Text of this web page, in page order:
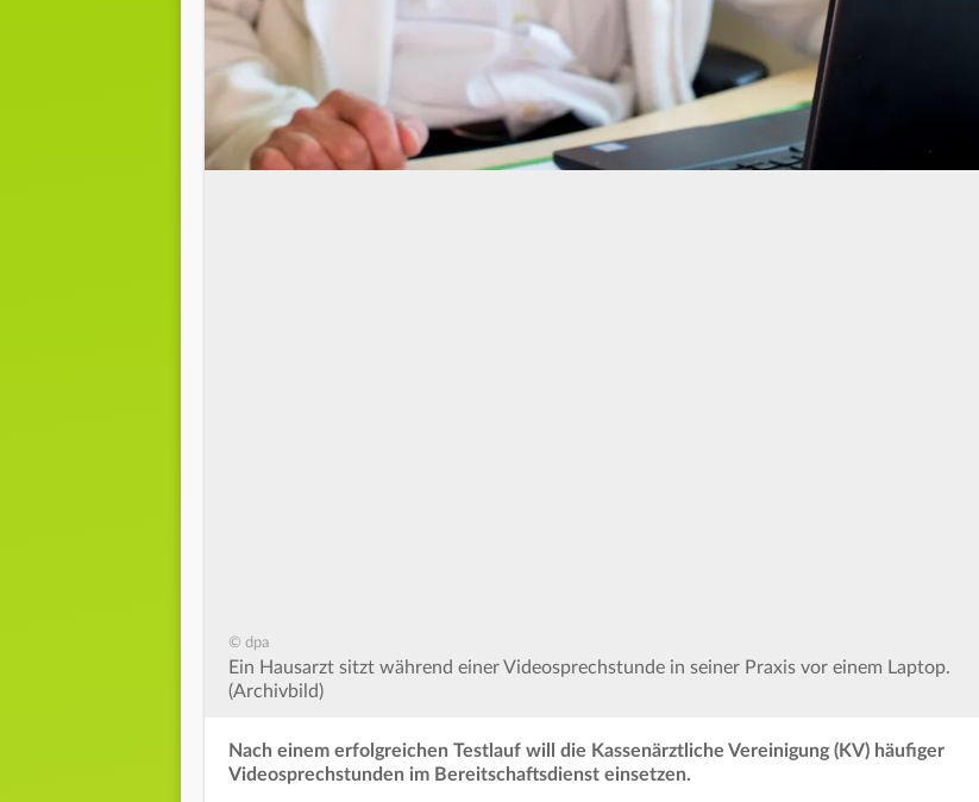
© dpa
Ein Hausarzt sitzt während einer Videosprechstunde in seiner Praxis vor einem Laptop.
(Archivbild)
Nach einem erfolgreichen Testlauf will die Kassenärztliche Vereinigung (KV) häufiger
Videosprechstunden im Bereitschaftsdienst einsetzen.